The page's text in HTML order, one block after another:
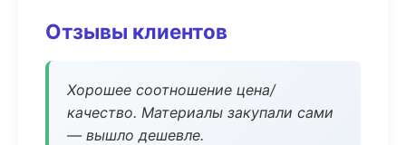
Отзывы клиентов
Хорошее соотношение цена/
качество. Материалы закупали сами
— вышло дешевле.